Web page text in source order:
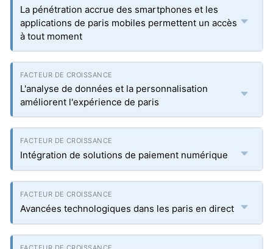
La pénétration accrue des smartphones et les
applications de paris mobiles permettent un accès
à tout moment
L'analyse de données et la personnalisation
améliorent l'expérience de paris
Intégration de solutions de paiement numérique
Avancées technologiques dans les paris en direct